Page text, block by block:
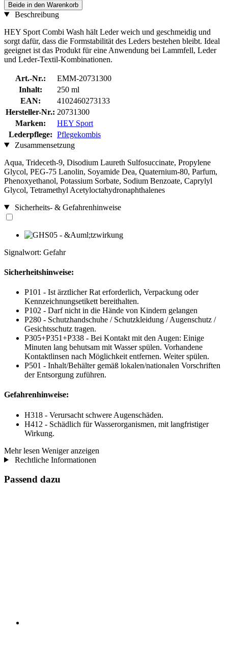
Beide in den Warenkorb
Beschreibung
HEY Sport Combi Wash hält Leder weich und geschmeidig und
sorgt dafür, dass die Formstabilität des Leders bestehen bleibt. Ideal
geeignet ist das Produkt für eine Anwendung bei Lammfell, Leder
und Leder-Textil-Kombinationen.
Art.-Nr.:
EMM-20731300
Inhalt:
250 ml
EAN:
4102460273133
Hersteller-Nr.: 20731300
Marken:
HEY Sport
Lederpflege: Pflegekombis
Zusammensetzung
Aqua, Trideceth-9, Disodium Laureth Sulfosuccinate, Propylene
Glycol, PEG-75 Lanolin, Soyamide Dea, Quaternium-80, Parfum,
Phenoxyethanol, Potassium Sorbate, Sodium Benzoate, Caprylyl
Glycol, Tetramethyl Acetyloctahydronaphthalenes
Sicherheits- & Gefahrenhinweise
Signalwort: Gefahr
Sicherheitshinweise:
P101 - Ist ärztlicher Rat erforderlich, Verpackung oder
Kennzeichnungsetikett bereithalten.
P102 - Darf nicht in die Hände von Kindern gelangen
P280 - Schutzhandschuhe / Schutzkleidung / Augenschutz /
Gesichtsschutz tragen.
P305+P351+P338 - Bei Kontakt mit den Augen: Einige
Minuten lang behutsam mit Wasser spülen. Vorhandene
Kontaktlinsen nach Möglichkeit entfernen. Weiter spülen.
P501 - Inhalt/Behälter gemäß lokalen/nationalen Vorschriften
der Entsorgung zuführen.
Gefahrenhinweise:
H318 - Verursacht schwere Augenschäden.
H412 - Schädlich für Wasserorganismen, mit langfristiger
Wirkung.
Mehr lesen Weniger anzeigen
Rechtliche Informationen
Passend dazu